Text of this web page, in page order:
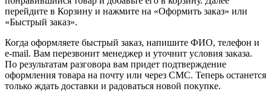
перейдите в Корзину и нажмите на «Оформить заказ» или
«Быстрый заказ».
Когда оформляете быстрый заказ, напишите ФИО, телефон и
e-mail. Вам перезвонит менеджер и уточнит условия заказа.
По результатам разговора вам придет подтверждение
оформления товара на почту или через СМС. Теперь останется
только ждать доставки и радоваться новой покупке.